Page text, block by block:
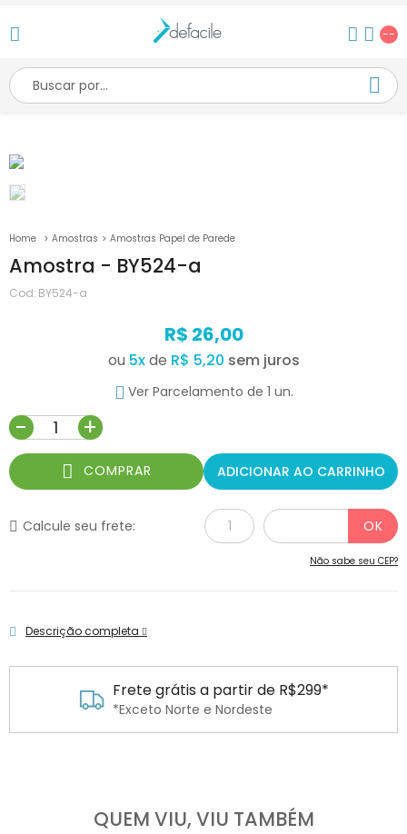
--
Amostras Amostras Papel de Parede
Amostra - BY524-a
Cod: BY524-a
R$ 26,00
ou 5xde R$ 5,20
Ver Parcelamento de 1 un.
- +
COMPRAR ADICIONAR AO CARRINHO
Calcule seu frete:
Não sabe seu CEP?
Descrição completa
Frete grátis a partir de R$299*
*Exceto Norte e Nordeste
QUEM VIU, VIU TAMBÉM